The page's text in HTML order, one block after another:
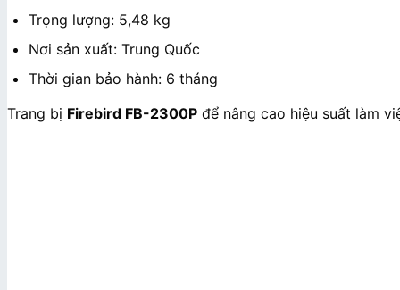
Trọng lượng: 5,48 kg
Nơi sản xuất: Trung Quốc
Thời gian bảo hành: 6 tháng
Trang bị Firebird FB-2300P để nâng cao hiệu suất làm